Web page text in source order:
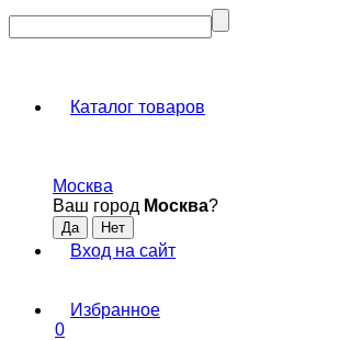
Каталог товаров
Москва
Ваш город Москва?
Вход на сайт
Избранное
0